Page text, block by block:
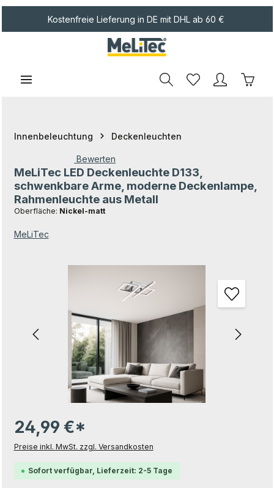
Kostenfreie Lieferung in DE mit DHL ab 60 €
Innenbeleuchtung Deckenleuchten
Durchschnittliche Bewertung von 0 von 5 Sternen
Bewerten
MeLiTec LED Deckenleuchte D133,
schwenkbare Arme, moderne Deckenlampe,
Rahmenleuchte aus Metall
Oberfläche: Nickel-matt
MeLiTec
24,99 €*
Preise inkl. MwSt. zzgl. Versandkosten
Sofort verfügbar, Lieferzeit: 2-5 Tage